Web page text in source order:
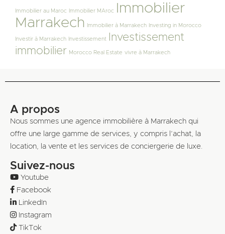
Immobilier au Maroc Immobilier MAroc
Immobilier
Marrakech
Immobilier à Marrakech Investing in Morocco
Investir à Marrakech Investissement
Investissement
immobilier Morocco Real Estate vivre à Marrakech
A propos
Nous sommes une agence immobilière à Marrakech qui
offre une large gamme de services, y compris l’achat, la
location, la vente et les services de conciergerie de luxe.
Suivez-nous
Youtube
Facebook
LinkedIn
Instagram
TikTok